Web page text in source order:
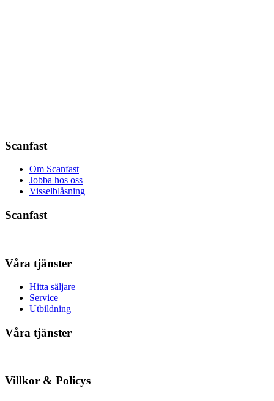
Scanfast
Om Scanfast
Jobba hos oss
Visselblåsning
Scanfast
Våra tjänster
Hitta säljare
Service
Utbildning
Våra tjänster
Villkor & Policys